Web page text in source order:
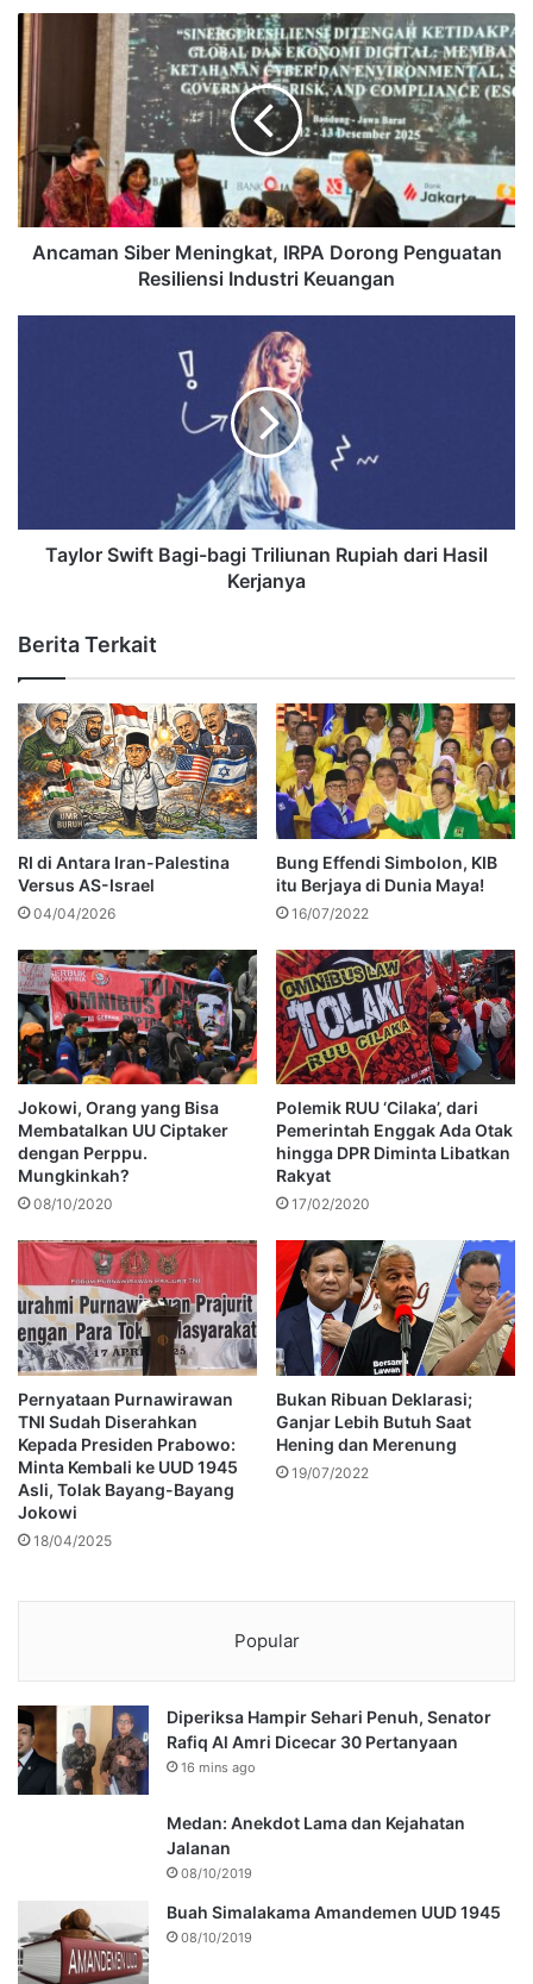
Ancaman Siber Meningkat, IRPA Dorong Penguatan
Resiliensi Industri Keuangan
Taylor Swift Bagi-bagi Triliunan Rupiah dari Hasil
Kerjanya
Berita Terkait
RI di Antara Iran-Palestina
Versus AS-Israel
04/04/2026
Bung Effendi Simbolon, KIB
itu Berjaya di Dunia Maya!
16/07/2022
Jokowi, Orang yang Bisa
Membatalkan UU Ciptaker
dengan Perppu.
Mungkinkah?
08/10/2020
Polemik RUU ‘Cilaka’, dari
Pemerintah Enggak Ada Otak
hingga DPR Diminta Libatkan
Rakyat
17/02/2020
Pernyataan Purnawirawan
TNI Sudah Diserahkan
Kepada Presiden Prabowo:
Minta Kembali ke UUD 1945
Asli, Tolak Bayang-Bayang
Jokowi
18/04/2025
Bukan Ribuan Deklarasi;
Ganjar Lebih Butuh Saat
Hening dan Merenung
19/07/2022
Popular
Diperiksa Hampir Sehari Penuh, Senator
Rafiq Al Amri Dicecar 30 Pertanyaan
16 mins ago
Medan: Anekdot Lama dan Kejahatan
Jalanan
08/10/2019
Buah Simalakama Amandemen UUD 1945
08/10/2019